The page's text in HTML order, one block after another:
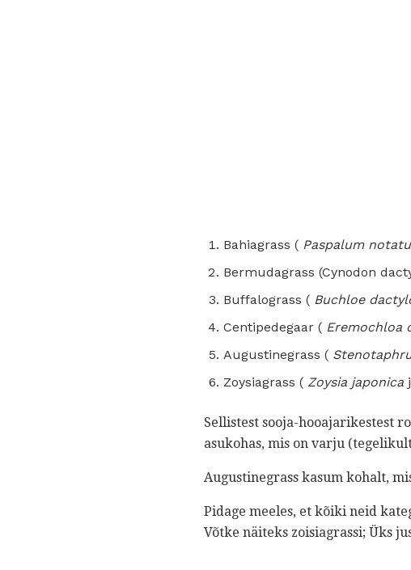
Bahiagrass ( Paspalum
Bermudagrass (Cynodon
Buffalograss ( Buchloe
Centipedegaar ( Eremochloa
Augustinegrass (
Zoysiagrass ( Zoysia japonica
Sellistest sooja-hooajarikestest
asukohas, mis on varju
Augustinegrass kasum kohalt,
Pidage meeles, et kõiki neid
Võtke näiteks zoisiagrassi; Üks